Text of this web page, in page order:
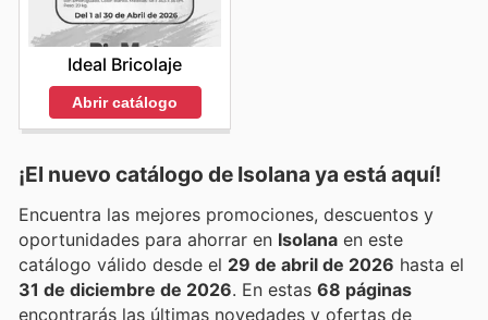
Ideal Bricolaje
Abrir catálogo
¡El nuevo catálogo de Isolana ya está aquí!
Encuentra las mejores promociones, descuentos y
oportunidades para ahorrar en Isolana en este
catálogo válido desde el 29 de abril de 2026 hasta el
31 de diciembre de 2026 . En estas 68 páginas
encontrarás las últimas novedades y ofertas de